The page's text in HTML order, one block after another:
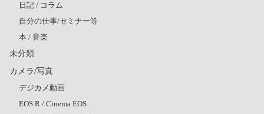
日記 / コラム
自分の仕事/セミナー等
本 / 音楽
未分類
カメラ/写真
デジカメ動画
EOS R / Cinema EOS